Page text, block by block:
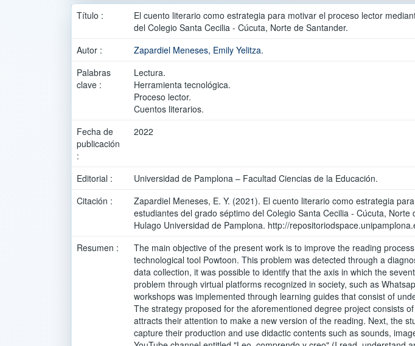
Título :
El cuento literario como estrategia para motivar el proceso lector
del Colegio Santa Cecilia - Cúcuta, Norte de Santander.
Autor :
Zapardiel Meneses, Emily Yelitza.
Palabras
clave :
Lectura.
Herramienta tecnológica.
Proceso lector.
Cuentos literarios.
Fecha de
publicación
:
2022
Editorial :
Universidad de Pamplona – Facultad Ciencias de la Educación.
Citación :
Zapardiel Meneses, E. Y. (2021). El cuento literario como estrategia
estudiantes del grado séptimo del Colegio Santa Cecilia - Cúcuta,
Hulago Universidad de Pamplona. http://
Resumen :
The main objective of the present work is to improve the reading
technological tool Powtoon. This problem was detected through a
data collection, it was possible to identify that the axis in which the
problem through virtual platforms recognized in society, such as
workshops was implemented through learning guides that consist of
The strategy proposed for the aforementioned degree project consists
attracts their attention to make a new version of the reading. Next, the
capture their production and use didactic contents such as sounds,